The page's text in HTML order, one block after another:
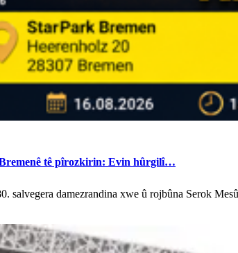
tê pîrozkirin: Evin hûrgilî…
salvegera damezrandina xwe û rojbûna Serok